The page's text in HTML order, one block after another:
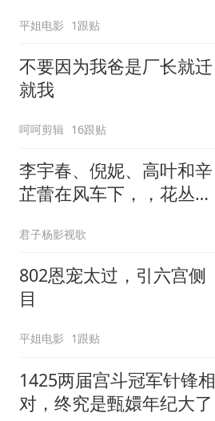
平姐电影 1跟贴
不要因为我爸是厂长就迁
就我
呵呵剪辑 16跟贴
李宇春、倪妮、高叶和辛
芷蕾在风车下，，花丛中
君子杨影视歌
802恩宠太过，引六宫侧
目
平姐电影 1跟贴
1425两届宫斗冠军针锋相
对，终究是甄嬛年纪大了